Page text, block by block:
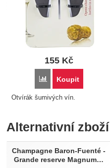
155 Kč
Porovnat
Koupit
Otvírák šumivých vín.
Alternativní zboží
Champagne Baron-Fuenté -
Grande reserve Magnum…